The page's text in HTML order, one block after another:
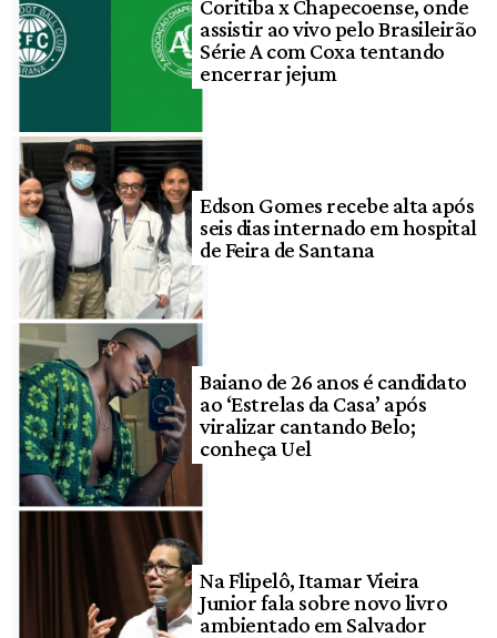
Coritiba x Chapecoense, onde
assistir ao vivo pelo Brasileirão
Série A com Coxa tentando
encerrar jejum
Edson Gomes recebe alta após
seis dias internado em hospital
de Feira de Santana
Baiano de 26 anos é candidato
ao ‘Estrelas da Casa’ após
viralizar cantando Belo;
conheça Uel
Na Flipelô, Itamar Vieira
Junior fala sobre novo livro
ambientado em Salvador